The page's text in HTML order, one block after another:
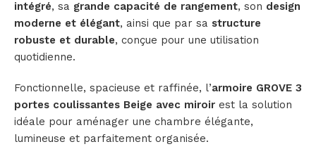
intégré, sa grande capacité de rangement, son design
moderne et élégant, ainsi que par sa structure
robuste et durable, conçue pour une utilisation
quotidienne.
Fonctionnelle, spacieuse et raffinée, l’armoire GROVE 3
portes coulissantes Beige avec miroir est la solution
idéale pour aménager une chambre élégante,
lumineuse et parfaitement organisée.